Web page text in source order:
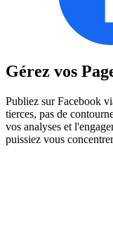
Gérez vos
Publiez sur Facebook
tierces, pas de
vos analyses et
puissiez vous